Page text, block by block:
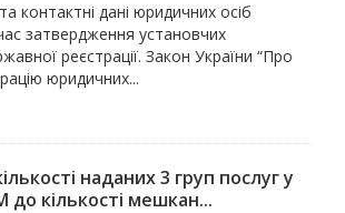
та контактні дані юридичних осіб
затвердження установчих
реєстрації. Закон України “Про
юридичних...
наданих 3 груп послуг у
кількості мешкан...